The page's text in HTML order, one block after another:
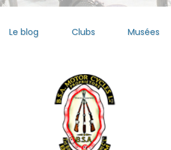
Le blog Clubs Musées